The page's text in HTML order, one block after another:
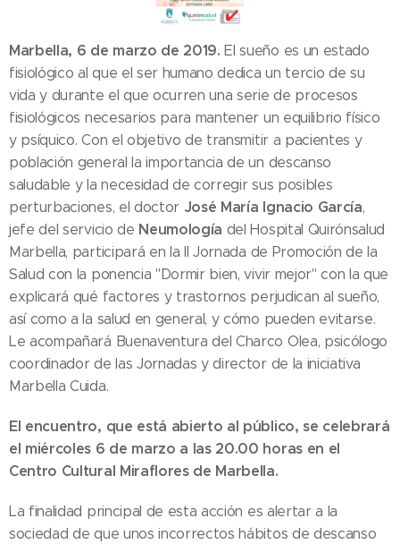
Marbella, 6 de marzo de 2019. El sueño es un estado
fisiológico al que el ser humano dedica un tercio de su
vida y durante el que ocurren una serie de procesos
fisiológicos necesarios para mantener un equilibrio físico
y psíquico. Con el objetivo de transmitir a pacientes y
población general la importancia de un descanso
saludable y la necesidad de corregir sus posibles
perturbaciones, el doctor José María Ignacio García,
jefe del servicio de Neumología del Hospital Quirónsalud
Marbella, participará en la II Jornada de Promoción de la
Salud con la ponencia "Dormir bien, vivir mejor" con la que
explicará qué factores y trastornos perjudican al sueño,
así como a la salud en general, y cómo pueden evitarse.
Le acompañará Buenaventura del Charco Olea, psicólogo
coordinador de las Jornadas y director de la iniciativa
Marbella Cuida.
El encuentro, que está abierto al público, se celebrará
el miércoles 6 de marzo a las 20.00 horas en el
Centro Cultural Miraflores de Marbella.
La finalidad principal de esta acción es alertar a la
sociedad de que unos incorrectos hábitos de descanso